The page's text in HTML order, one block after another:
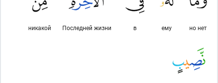
но нет
ему
в
Последней жизни
никакой